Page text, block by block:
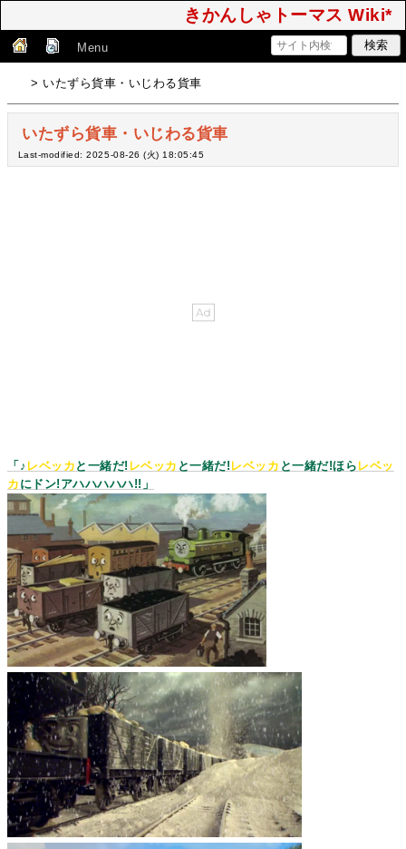
きかんしゃトーマス Wiki*
Menu
> いたずら貨車・いじわる貨車
いたずら貨車・いじわる貨車
Last-modified: 2025-08-26 (火) 18:05:45
「♪ レベッカ と一緒だ! レベッカ と一緒だ! レベッカ と一緒だ!ほら レベッ
カ にドン!アハハハハハ!!」